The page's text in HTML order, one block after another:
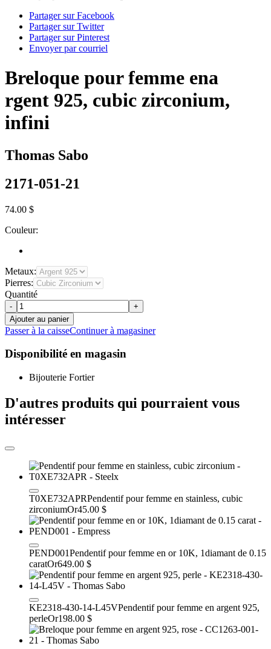
Partager sur Facebook
Partager sur Twitter
Partager sur Pinterest
Envoyer par courriel
Breloque pour femme ena
rgent 925, cubic zirconium,
infini
Thomas Sabo
2171-051-21
74.00 $
Couleur:
Metaux:
Pierres:
Quantité
-
+
Ajouter au panier
Passer à la caisseContinuer à magasiner
Disponibilité en magasin
Bijouterie Fortier
D'autres produits qui pourraient vous
intéresser
T0XE732APRPendentif pour femme en stainless, cubic
zirconiumOr45.00 $
PEND001Pendentif pour femme en or 10K, 1diamant de 0.15
caratOr649.00 $
KE2318-430-14-L45VPendentif pour femme en argent 925,
perleOr198.00 $